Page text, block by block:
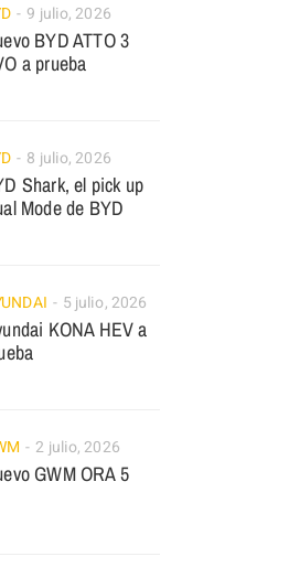
9 julio, 2026
BYD ATTO 3
a prueba
8 julio, 2026
Shark, el pick up
Mode de BYD
5 julio, 2026
KONA HEV a
2 julio, 2026
GWM ORA 5